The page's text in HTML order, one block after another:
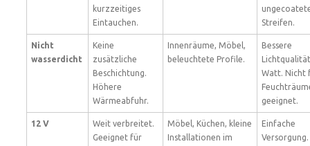
kurzzeitiges
Eintauchen.
Streifen.
Nicht
wasserdicht
Keine
zusätzliche
Beschichtung.
Höhere
Wärmeabfuhr.
Innenräume, Möbel,
beleuchtete Profile.
Bessere
Watt. Nicht
geeignet.
12 V
Weit verbreitet.
Geeignet für
Möbel, Küchen, kleine
Installationen im
Einfache
Versorgung.